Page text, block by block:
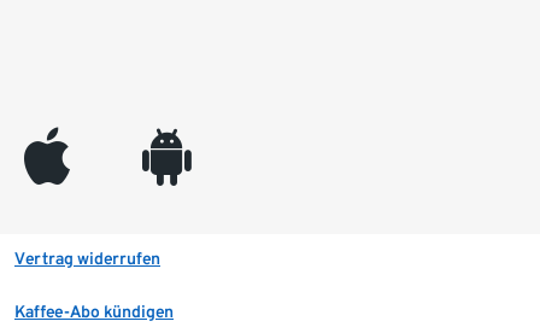
appleinc android
Vertrag widerrufen
Kaffee-Abo kündigen